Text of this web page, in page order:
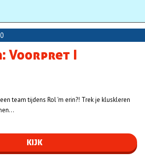
Voorpret I
team tijdens Rol 'm erin?! Trek je kluskleren
KIJK